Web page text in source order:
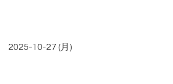
2025-10-27 (月)